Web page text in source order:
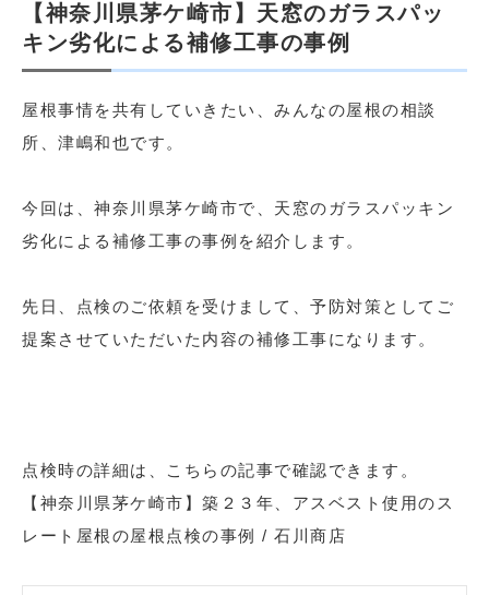
【神奈川県茅ケ崎市】天窓のガラスパッ
キン劣化による補修工事の事例
屋根事情を共有していきたい、みんなの屋根の相談
所、津嶋和也です。
今回は、神奈川県茅ケ崎市で、天窓のガラスパッキン
劣化による補修工事の事例を紹介します。
先日、点検のご依頼を受けまして、予防対策としてご
提案させていただいた内容の補修工事になります。
点検時の詳細は、こちらの記事で確認できます。
【神奈川県茅ケ崎市】築２３年、アスベスト使用のス
レート屋根の屋根点検の事例 / 石川商店